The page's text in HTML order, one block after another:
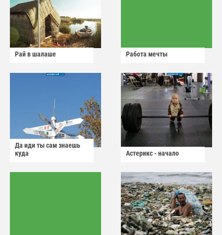
Рай в шалаше Работа мечты
Да иди ты сам знаешь
куда
Астерикс - начало